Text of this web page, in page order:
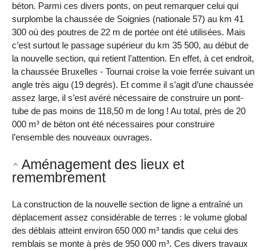
béton. Parmi ces divers ponts, on peut remarquer celui qui
surplombe la chaussée de Soignies (nationale 57) au km 41
300 où des poutres de 22 m de portée ont été utilisées. Mais
c’est surtout le passage supérieur du km 35 500, au début de
la nouvelle section, qui retient l’attention. En effet, à cet endroit,
la chaussée Bruxelles - Tournai croise la voie ferrée suivant un
angle très aigu (19 degrés). Et comme il s’agit d’une chaussée
assez large, il s’est avéré nécessaire de construire un pont-
tube de pas moins de 118,50 m de long ! Au total, près de 20
000 m³ de béton ont été nécessaires pour construire
l’ensemble des nouveaux ouvrages.
Aménagement des lieux et
remembrement
La construction de la nouvelle section de ligne a entraîné un
déplacement assez considérable de terres : le volume global
des déblais atteint environ 650 000 m³ tandis que celui des
remblais se monte à près de 950 000 m³. Ces divers travaux